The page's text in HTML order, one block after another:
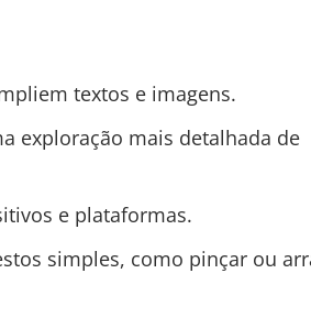
textos e imagens.
exploração mais detalhada de
e plataformas.
simples, como pinçar ou